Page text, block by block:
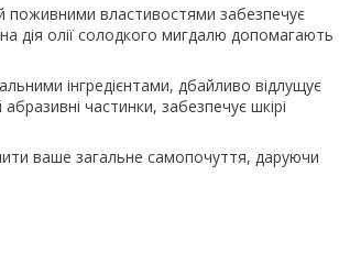
поживними властивостями забезпечує
дія олії солодкого мигдалю допомагають
інгредієнтами, дбайливо відлущує
частинки, забезпечує шкірі
ваше загальне самопочуття, даруючи